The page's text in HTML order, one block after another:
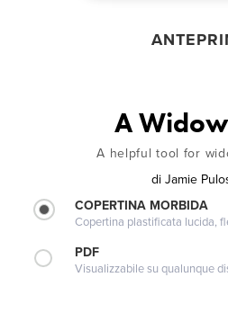
A
A helpful tool for
di Jamie
COPERTINA MORBIDA
Copertina plastificata lucida,
PDF
Visualizzabile su qualunque